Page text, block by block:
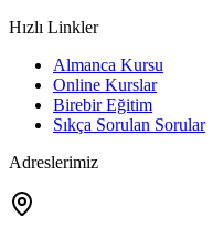
Hızlı Linkler
Almanca Kursu
Online Kurslar
Birebir Eğitim
Sıkça Sorulan Sorular
Adreslerimiz